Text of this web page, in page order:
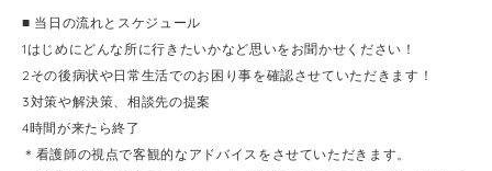
■ 当日の流れとスケジュール
1はじめにどんな所に行きたいかなど思いをお聞かせください！
2その後病状や日常生活でのお困り事を確認させていただきます！
3対策や解決策、相談先の提案
4時間が来たら終了
＊看護師の視点で客観的なアドバイスをさせていただきます。